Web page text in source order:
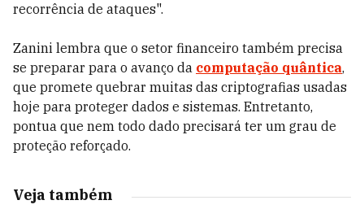
recorrência de ataques".
Zanini lembra que o setor financeiro também precisa
se preparar para o avanço da computação quântica,
que promete quebrar muitas das criptografias usadas
hoje para proteger dados e sistemas. Entretanto,
pontua que nem todo dado precisará ter um grau de
proteção reforçado.
Veja também